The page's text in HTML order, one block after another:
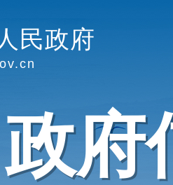
民政府
政府